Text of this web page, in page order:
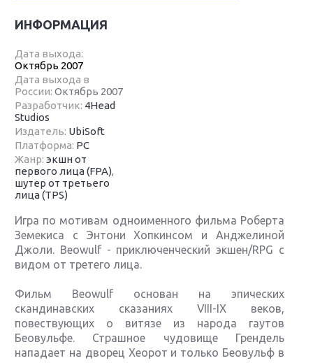
ИНФОРМАЦИЯ
Дата выхода:
Октябрь 2007
Дата выхода в
России:Октябрь 2007
Разработчик: 4Head
Studios
Издатель: UbiSoft
Платформа: PC
Жанр:экшн от
первого лица (FPA),
шутер от третьего
лица (TPS)
Игра по мотивам одноименного фильма Роберта
Земекиса с Энтони Хопкинсом и Анджелиной
Джоли. Beowulf - приключенческий экшен/RPG с
видом от третего лица.
Фильм Beowulf основан на эпических
скандинавских сказаниях VIII-IX веков,
повествующих о витязе из народа гаутов
Беовульфе. Страшное чудовище Грендель
нападает на дворец Хеорот и только Беовульф в